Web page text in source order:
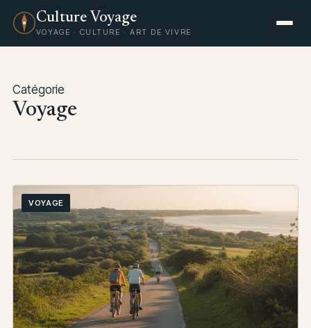
Culture Voyage
VOYAGE · CULTURE · ART DE VIVRE
Catégorie
Voyage
VOYAGE